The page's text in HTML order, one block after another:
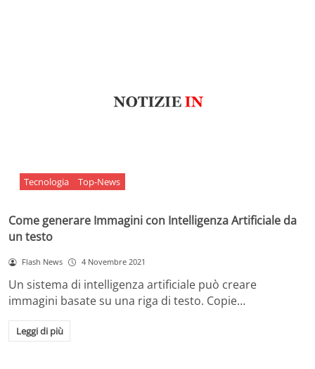
Tecnologia Top-News
Come generare Immagini con Intelligenza Artificiale da
un testo
Flash News 4 Novembre 2021
Un sistema di intelligenza artificiale può creare
immagini basate su una riga di testo. Copie…
Leggi di più